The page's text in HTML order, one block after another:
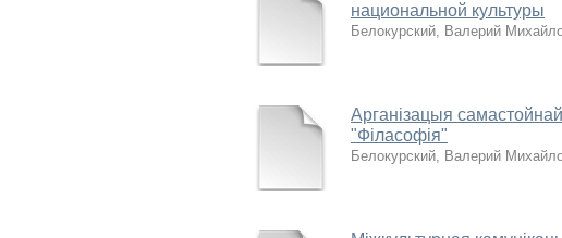
национальной культуры
Белокурский, Валерий
Арганізацыя
"Філасофія"
Белокурский, Валерий